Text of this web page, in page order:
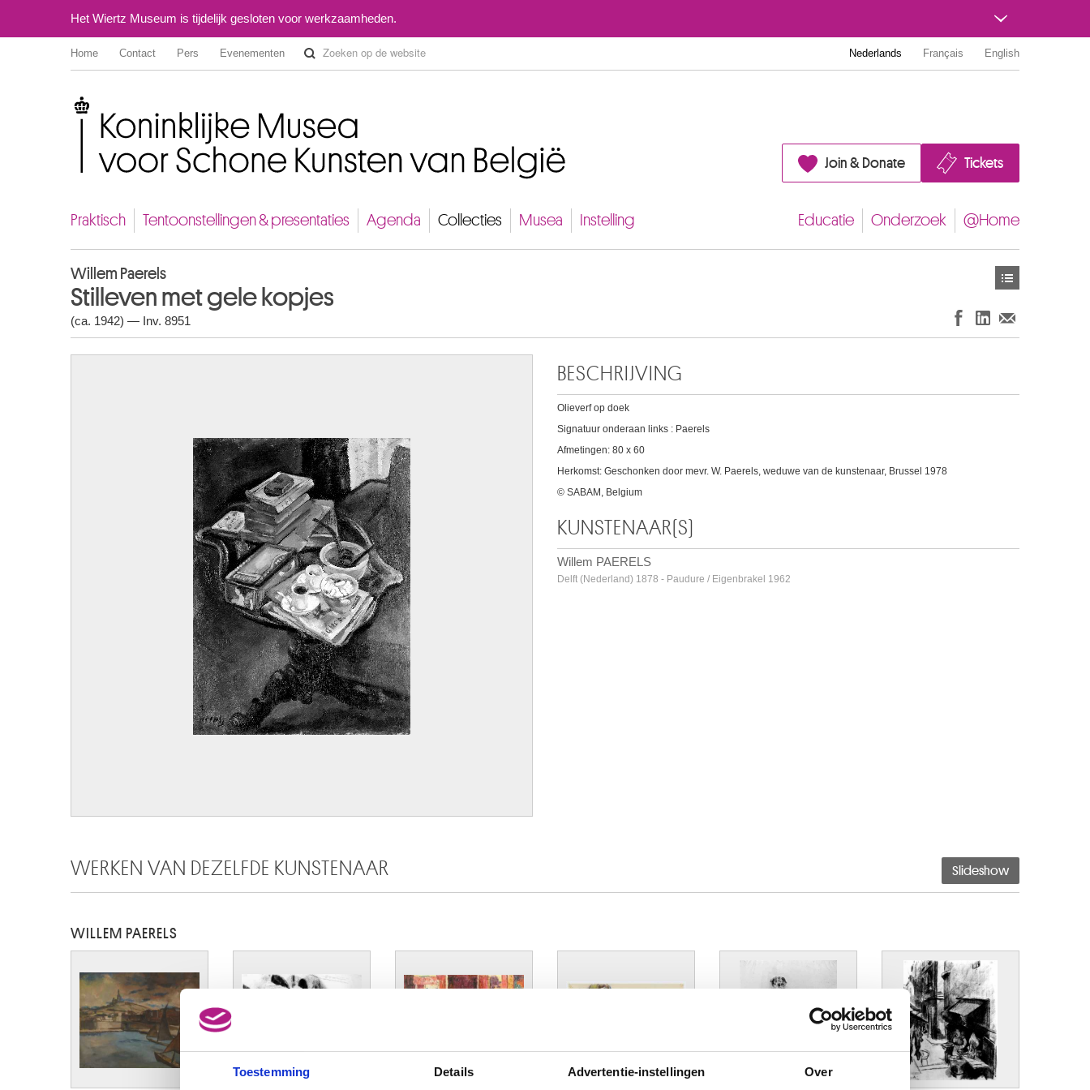
Toestemming Details Advertentie-instellingen Over
Het Wiertz Museum is tijdelijk gesloten voor werkzaamheden.
Home Contact Pers Evenementen Nederlands Français English
Join & Donate Tickets
Praktisch Tentoonstellingen & presentaties Agenda Collecties Musea Instelling Educatie Onderzoek @Home
Willem Paerels
Stilleven met gele kopjes
(ca. 1942) — Inv. 8951
BESCHRIJVING
Olieverf op doek
Signatuur onderaan links : Paerels
Afmetingen: 80 x 60
Herkomst: Geschonken door mevr. W. Paerels, weduwe van de kunstenaar, Brussel 1978
© SABAM, Belgium
KUNSTENAAR(S)
Willem PAERELS
Delft (Nederland) 1878 - Paudure / Eigenbrakel 1962
WERKEN VAN DEZELFDE KUNSTENAAR Slideshow
WILLEM PAERELS